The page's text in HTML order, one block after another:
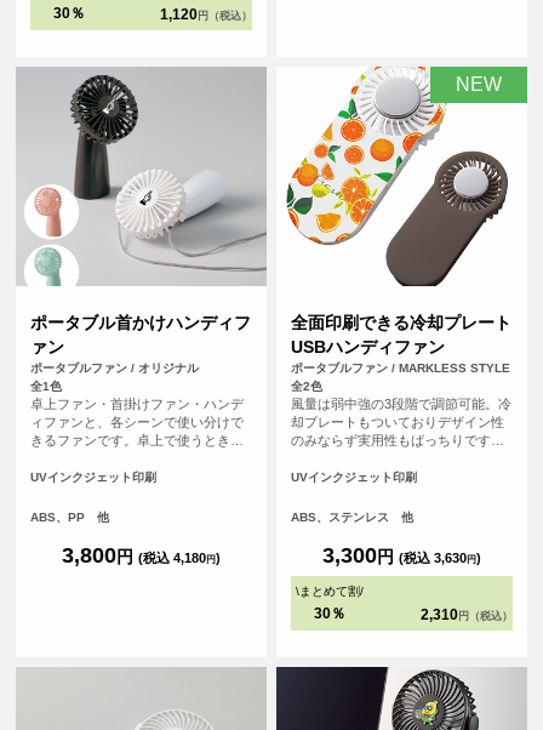
30％ 1,120 円（税込）
ポータブル首かけハンディフ
ァン
ポータブルファン / オリジナル
全1色
卓上ファン・首掛けファン・ハンデ
ィファンと、各シーンで使い分けで
きるファンです。卓上で使うときは
GOOD！快適な涼しさをお届けしま
リジナルデザインをプリント頂けま
UVインクジェット印刷
ABS、PP 他
3,800円 (税込 4,180円)
NEW
全面印刷できる冷却プレート
USBハンディファン
ポータブルファン / MARKLESS STYLE
全2色
風量は弱中強の3段階で調節可能。冷
却プレートもついておりデザイン性
のみならず実用性もばっちりです。
可動式スタンド付きなので卓上でも
いるため、首から下げてもお使いい
ーブル、ストラップ付き
UVインクジェット印刷
ABS、ステンレス 他
3,300円 (税込 3,630円)
\まとめて割/
30％ 2,310 円（税込）